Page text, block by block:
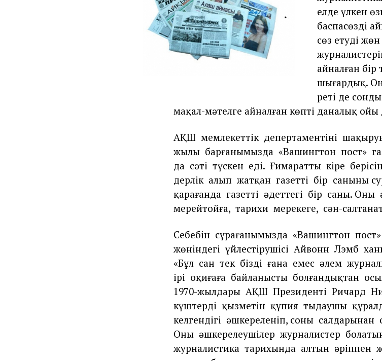
елде үлкен
баспасөздің
сөз етуді
айналған бір
шығардық.
реті де
мақал-мәтелге айналған көптің даналық ойы
АҚШ мемлекеттік депертаментінің
жылы барғанымызда «Вашингтон пост»
да сәті түскен еді. Ғимараттың кіре
дерлік алып жатқан газеттің бір санының
қарағанда газеттің әдеттегі бір саны. Оның
мерейтойға, тарихи мерекеге, сән-
Себебін сұрағанымызда «Вашингтон пост»
жөніндегі үйлестірушісі Айвонн Лэмб
«Бұл сан тек біздің ғана емес әлем
ірі оқиғаға байланысты болғандықтан
1970-жылдары АҚШ Президенті Ричард
күштердің қызметін құпия тыңдаушы
келгендігі әшкереленіп, соның салдарынан
Оны әшкерелеушілер журналистер
журналистика тарихында алтын әріппен